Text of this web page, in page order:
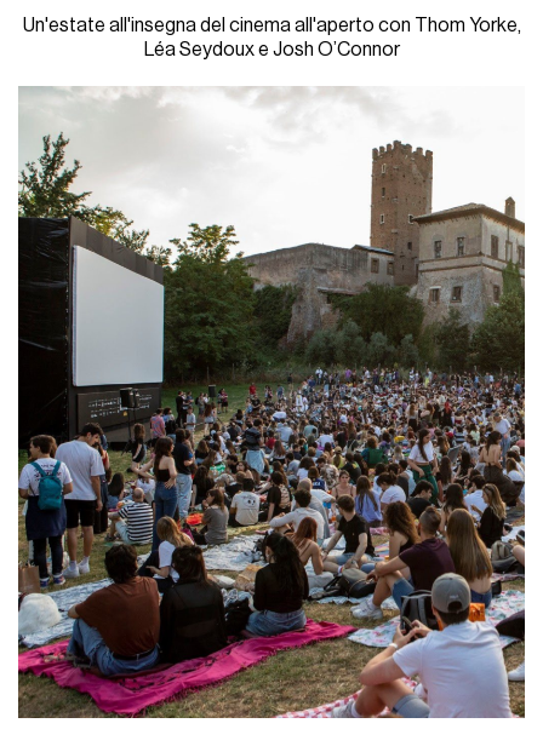
Un'estate all'insegna del cinema all'aperto con Thom Yorke,
Léa Seydoux e Josh O’Connor